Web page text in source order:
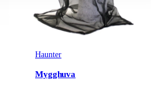
Haunter
Mygghuva